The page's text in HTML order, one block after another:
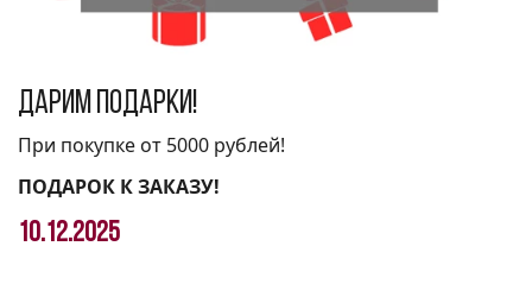
Дарим подарки!
При покупке от 5000 рублей!
ПОДАРОК К ЗАКАЗУ!
10.12.2025